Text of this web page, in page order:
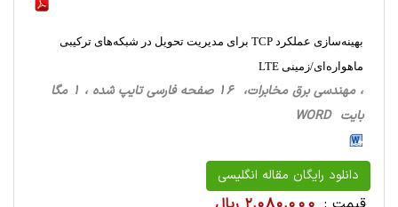
بهینه‌سازی عملکرد TCP برای مدیریت تحویل در شبکه‌های ترکیبی
ماهواره‌ای/زمینی LTE
، مهندسی برق مخابرات، 16 صفحه فارسی تایپ شده ، 1 مگا
بایت WORD
دانلود رایگان مقاله انگلیسی